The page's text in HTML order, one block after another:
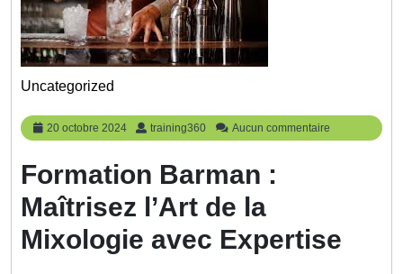
Uncategorized
20 octobre 2024
20
octobre
training360 training360
Aucun commentaire
Formation Barman :
Maîtrisez l’Art de la
Mixologie avec Expertise